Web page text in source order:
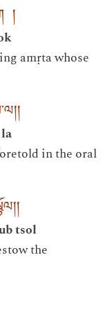
།
amṛta whose
།
in the oral
།
tsol
the